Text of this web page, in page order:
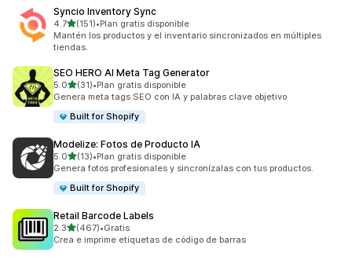
Syncio Inventory Sync
4.7de 5 estrellas
(151)
151 reseñas en total
•Plan gratis disponible
Mantén los productos y el inventario sincronizados en múltiples
tiendas.
SEO HERO AI Meta Tag Generator
5.0de 5 estrellas
(31)
31 reseñas en total
•Plan gratis disponible
Genera meta tags SEO con IA y palabras clave objetivo
Built for Shopify
Modelize: Fotos de Producto IA
5.0de 5 estrellas
(13)
13 reseñas en total
•Plan gratis disponible
Genera fotos profesionales y sincronízalas con tus productos.
Built for Shopify
Retail Barcode Labels
2.3de 5 estrellas
(467)
467 reseñas en total
•Gratis
Crea e imprime etiquetas de código de barras